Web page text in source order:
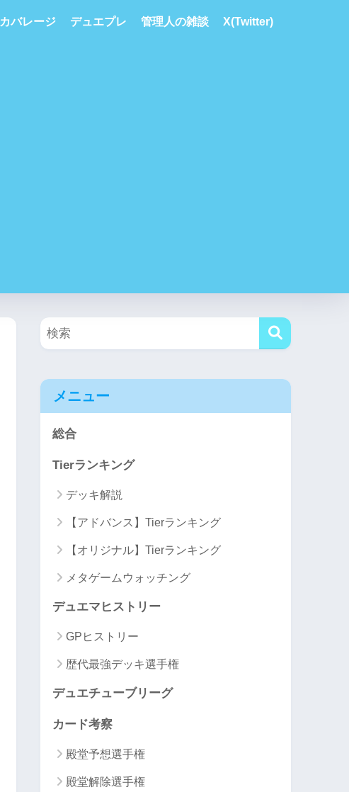
カバレージ デュエプレ 管理人の雑談 X(Twitter)
メニュー
総合
Tierランキング
デッキ解説
【アドバンス】Tierランキング
【オリジナル】Tierランキング
メタゲームウォッチング
デュエマヒストリー
GPヒストリー
歴代最強デッキ選手権
デュエチューブリーグ
カード考察
殿堂予想選手権
殿堂解除選手権